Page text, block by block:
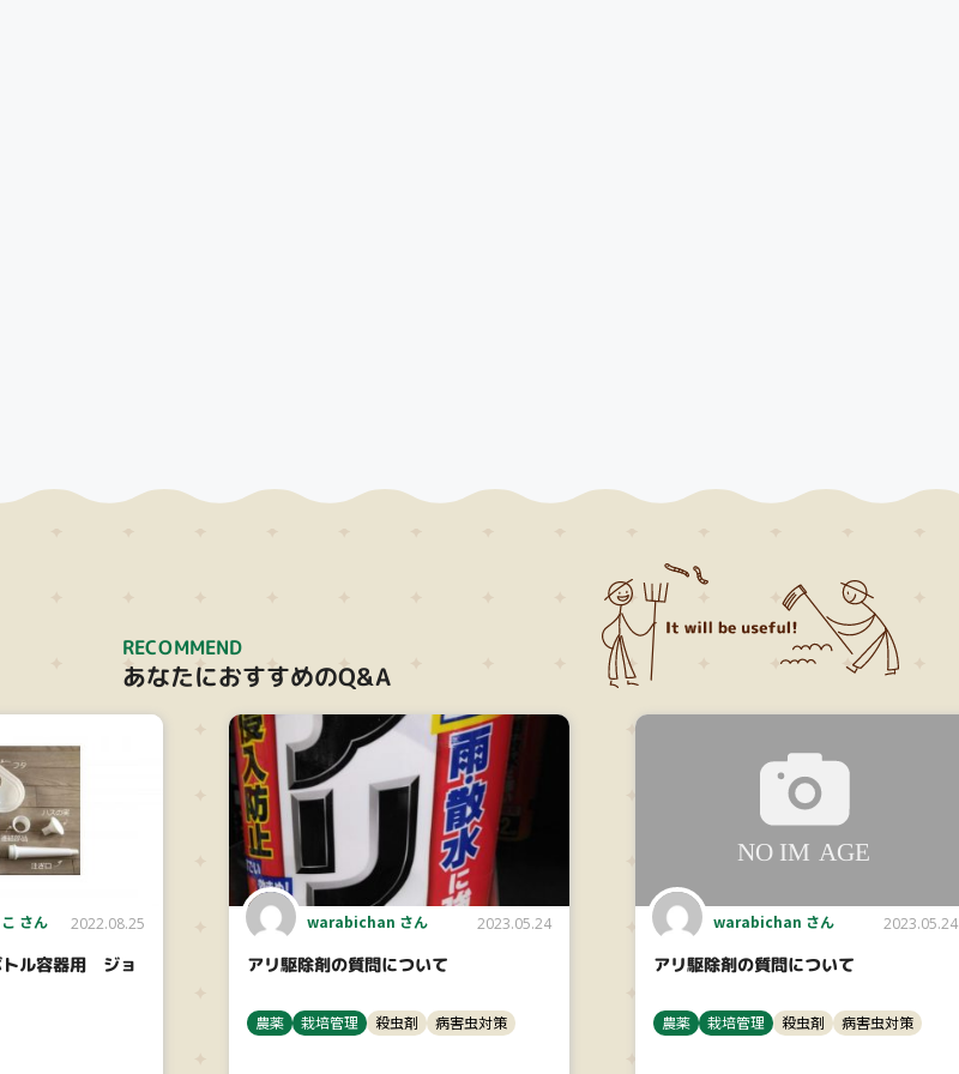
RECOMMEND
あなたにおすすめのQ&A
さん 2022.08.25
トル容器用 ジョ
warabichan さん 2023.05.24
アリ駆除剤の質問について
農薬 栽培管理 殺虫剤 病害虫対策
warabichan さん 2023.05.24
アリ駆除剤の質問について
農薬 栽培管理 殺虫剤 病害虫対策